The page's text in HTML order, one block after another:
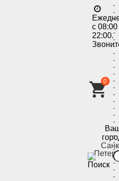
с
22:00.
-
-
-
-
-
-
-
-
-
-
-
-
-
-
-
-
-
-
-
-
-
-
-
-
-
-
0